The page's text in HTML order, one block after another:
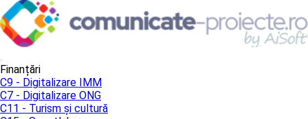
Finanțări
C9 - Digitalizare IMM
C7 - Digitalizare ONG
C11 - Turism și cultură